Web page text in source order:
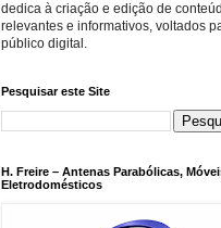
dedica à criação e edição de
relevantes e informativos, voltados
público digital.
Pesquisar este Site
H. Freire – Antenas Parabólicas,
Eletrodomésticos